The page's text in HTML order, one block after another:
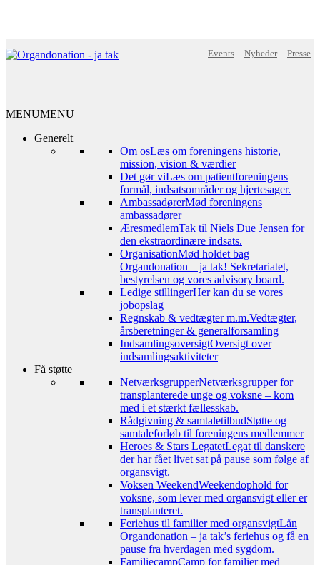
Events Nyheder Presse
MENUMENU
Generelt
Om osLæs om foreningens historie,
mission, vision & værdier
Det gør viLæs om patientforeningens
formål, indsatsområder og hjertesager.
AmbassadørerMød foreningens
ambassadører
ÆresmedlemTak til Niels Due Jensen for
den ekstraordinære indsats.
OrganisationMød holdet bag
Organdonation – ja tak! Sekretariatet,
bestyrelsen og vores advisory board.
Ledige stillingerHer kan du se vores
jobopslag
Regnskab & vedtægter m.m.Vedtægter,
årsberetninger & generalforsamling
IndsamlingsoversigtOversigt over
indsamlingsaktiviteter
Få støtte
NetværksgrupperNetværksgrupper for
transplanterede unge og voksne – kom
med i et stærkt fællesskab.
Rådgivning & samtaletilbudStøtte og
samtaleforløb til foreningens medlemmer
Heroes & Stars LegatetLegat til danskere
der har fået livet sat på pause som følge af
organsvigt.
Voksen WeekendWeekendophold for
voksne, som lever med organsvigt eller er
transplanteret.
Feriehus til familier med organsvigtLån
Organdonation – ja tak’s feriehus og få en
pause fra hverdagen med sygdom.
FamiliecampCamp for familier med